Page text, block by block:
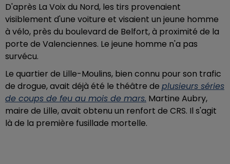
D'après La Voix du Nord, les tirs provenaient
visiblement d'une voiture et visaient un jeune homme
à vélo, près du boulevard de Belfort, à proximité de la
porte de Valenciennes. Le jeune homme n'a pas
survécu.
Le quartier de Lille-Moulins, bien connu pour son trafic
de drogue, avait déjà été le théâtre de plusieurs séries
de coups de feu au mois de mars. Martine Aubry,
maire de Lille, avait obtenu un renfort de CRS. Il s'agit
là de la première fusillade mortelle.